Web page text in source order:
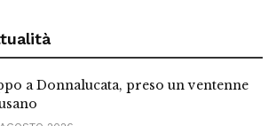
a Donnalucata, preso un ventenne